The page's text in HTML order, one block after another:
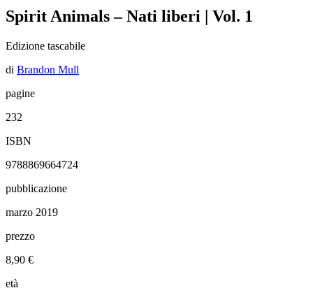
Spirit Animals – Nati liberi | Vol. 1
Edizione tascabile
di Brandon Mull
pagine
232
ISBN
9788869664724
pubblicazione
marzo 2019
prezzo
8,90 €
età